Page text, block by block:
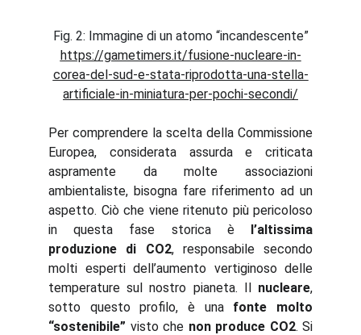
Fig. 2: Immagine di un atomo “incandescente”
https://gametimers.it/fusione-nucleare-in-
corea-del-sud-e-stata-riprodotta-una-stella-
artificiale-in-miniatura-per-pochi-secondi/
Per comprendere la scelta della Commissione
Europea, considerata assurda e criticata
aspramente da molte associazioni
ambientaliste, bisogna fare riferimento ad un
aspetto. Ciò che viene ritenuto più pericoloso
in questa fase storica è l’altissima
produzione di CO2, responsabile secondo
molti esperti dell’aumento vertiginoso delle
temperature sul nostro pianeta. Il nucleare,
sotto questo profilo, è una fonte molto
“sostenibile” visto che non produce CO2. Si